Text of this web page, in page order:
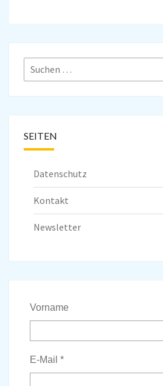
Suchen
nach:
SEITEN
Datenschutz
Kontakt
Newsletter
Vorname
E-Mail *